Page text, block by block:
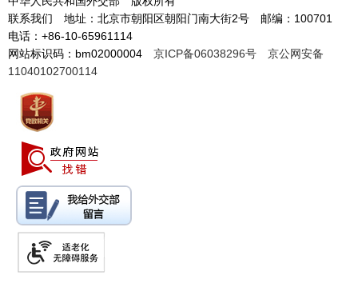
联系我们 地址：北京市朝阳区朝阳门南大街2号 邮编：100701
电话：+86-10-65961114
网站标识码：bm02000004 京ICP备06038296号
京公网安备
11040102700114